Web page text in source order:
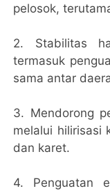
pelosok,
2. Stabilitas
termasuk
sama antar
3. Mendorong
melalui hilirisasi
dan karet.
4. Penguatan